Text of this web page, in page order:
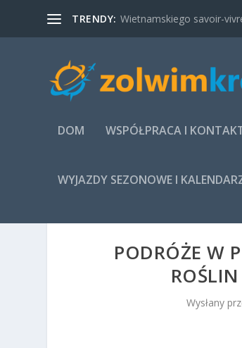
TRENDY: Wietnamskiego savoir-
DOM WSPÓŁPRACA I
WYJAZDY SEZONOWE I
PODRÓŻE W
Wysłany